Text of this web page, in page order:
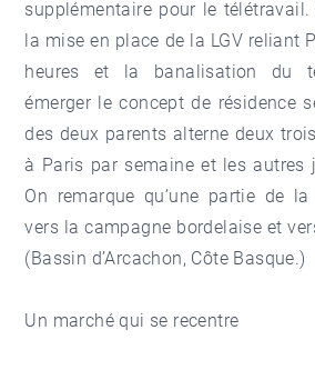
supplémentaire pour le télétravail.
la mise en place de la LGV reliant
heures et la banalisation du
émerger le concept de résidence
des deux parents alterne deux
à Paris par semaine et les autres
On remarque qu’une partie de la
vers la campagne bordelaise et
(Bassin d’Arcachon, Côte Basque.)
Un marché qui se recentre